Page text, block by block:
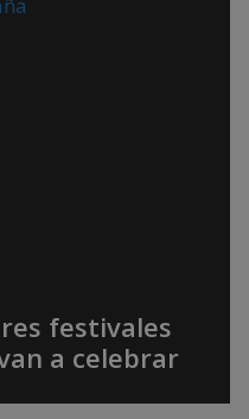
festivales
a celebrar